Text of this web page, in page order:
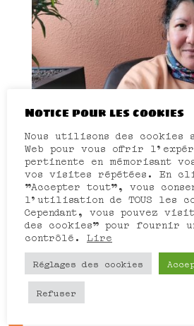
Monia Habassi
Chargée de projet au
Collectif KifKif, Monia
activement aux
mentalités pour amener
d'égalité.- Lire -
Notice pour les cookies
Nous utilisons des cookies
Web pour vous offrir
pertinente en mémorisant
vos visites répétées. En
"Accepter tout", vous
l'utilisation de TOUS les
Cependant, vous pouvez
des cookies" pour fournir un
contrôlé. Lire
Réglages des cookies
Refuser